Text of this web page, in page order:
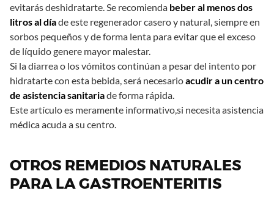
evitarás deshidratarte. Se recomienda beber al menos dos
litros al díade este regenerador casero y natural, siempre en
sorbos pequeños y de forma lenta para evitar que el exceso
de líquido genere mayor malestar.
Si la diarrea o los vómitos continúan a pesar del intento por
hidratarte con esta bebida, será necesarioacudir a un centro
de asistencia sanitariade forma rápida.
Este artículo es meramente informativo,si necesita asistencia
médica acuda a su centro.
OTROS REMEDIOS NATURALES
PARA LA GASTROENTERITIS